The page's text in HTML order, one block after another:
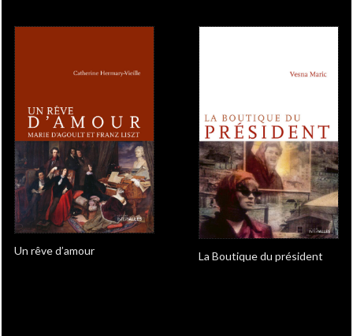
Un rêve d’amour La Boutique du président